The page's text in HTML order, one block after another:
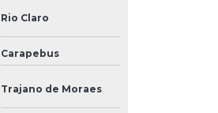
Rio Claro
Carapebus
Trajano de Moraes